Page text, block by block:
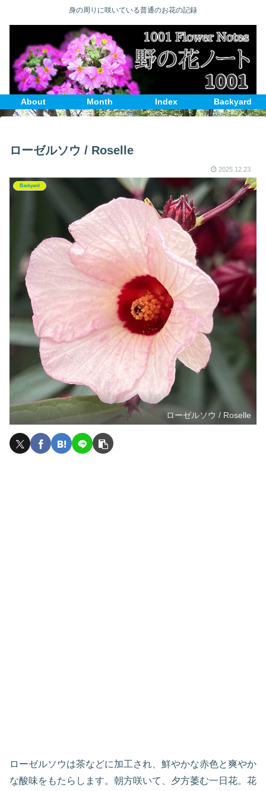
身の周りに咲いている普通のお花の記録
About Month Index Backyard
ローゼルソウ / Roselle
2025.12.23
Backyard
ローゼルソウ / Roselle
ローゼルソウは茶などに加工され、鮮やかな赤色と爽やか
な酸味をもたらします。朝方咲いて、夕方萎む一日花。花